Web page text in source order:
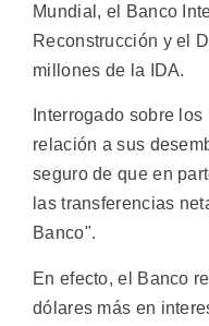
Mundial, el Banco
Reconstrucción y el
millones de la IDA.
Interrogado sobre
relación a sus
seguro de que en
las transferencias
Banco".
En efecto, el Banco
dólares más en